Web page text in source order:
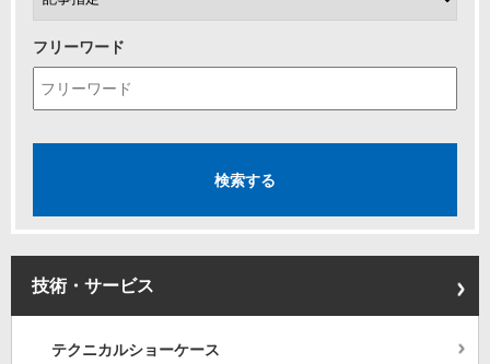
フリーワード
技術・サービス
テクニカルショーケース